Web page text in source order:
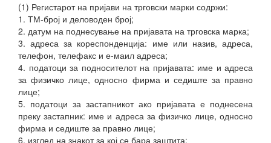
(1) Регистарот на пријави на трговски марки содржи:
1. ТМ-број и деловоден број;
2. датум на поднесување на пријавата на трговска марка;
3. адреса за кореспонденција: име или назив, адреса,
телефон, телефакс и е-маил адреса;
4. податоци за подносителот на пријавата: име и адреса
за физичко лице, односно фирма и седиште за правно
лице;
5. податоци за застапникот ако пријавата е поднесена
преку застапник: име и адреса за физичко лице, односно
фирма и седиште за правно лице;
6. изглед на знакот за кој се бара заштита;